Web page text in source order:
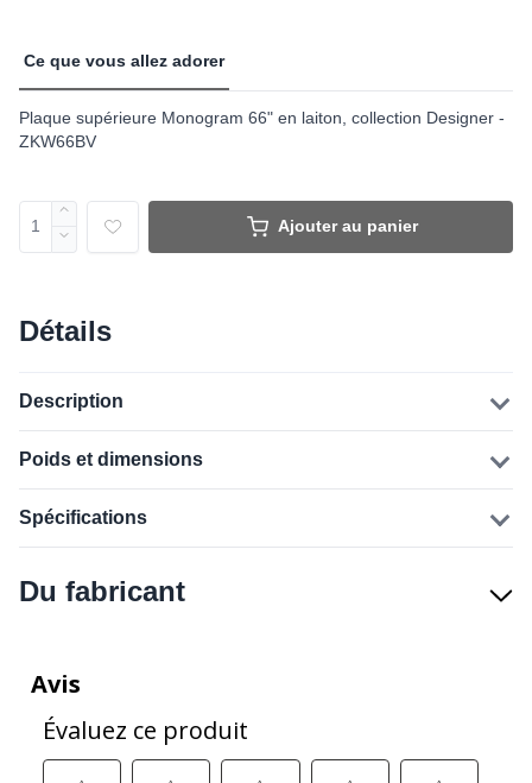
Ce que vous allez adorer
Plaque supérieure Monogram 66" en laiton, collection Designer -
ZKW66BV
Ajouter au panier
Détails
Description
Poids et dimensions
Spécifications
Du fabricant